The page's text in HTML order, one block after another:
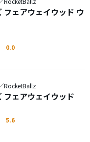
フェアウェイウッド ウ
0.0
RocketBallz
フェアウェイウッド
5.6